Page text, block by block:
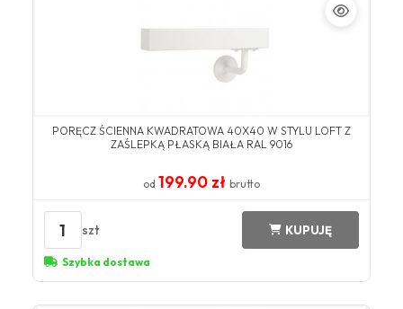
PORĘCZ ŚCIENNA KWADRATOWA 40X40 W STYLU LOFT Z
ZAŚLEPKĄ PŁASKĄ BIAŁA RAL 9016
od 199.90 zł brutto
1 szt KUPUJĘ
Szybka dostawa